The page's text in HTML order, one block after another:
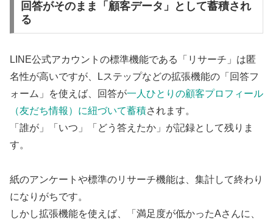
回答がそのまま「顧客データ」として蓄積され
る
LINE公式アカウントの標準機能である「リサーチ」は匿
名性が高いですが、Lステップなどの拡張機能の「回答フ
ォーム」を使えば、回答が一人ひとりの顧客プロフィール
（友だち情報）に紐づいて蓄積されます。
「誰が」「いつ」「どう答えたか」が記録として残りま
す。
紙のアンケートや標準のリサーチ機能は、集計して終わり
になりがちです。
しかし拡張機能を使えば、「満足度が低かったAさんに、